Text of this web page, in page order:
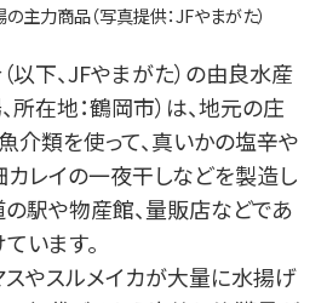
主力商品（写真提供：JFやまがた）
下、JFやまがた）の由良水産
所在地：鶴岡市）は、地元の庄
介類を使って、真いかの塩辛や
カレイの一夜干しなどを製造し
駅や物産館、量販店などであ
います。
スやスルメイカが大量に水揚げ